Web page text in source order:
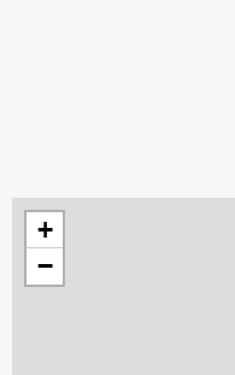
+
−